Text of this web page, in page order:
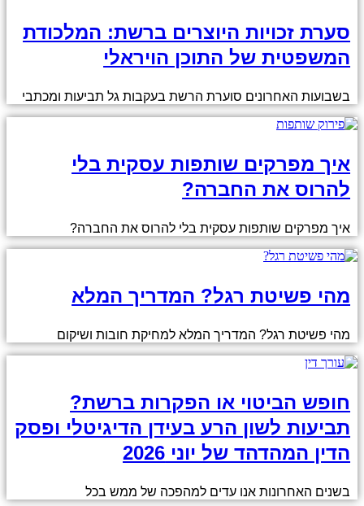
סערת זכויות היוצרים ברשת: המלכודת
המשפטית של התוכן הויראלי
בשבועות האחרונים סוערת הרשת בעקבות גל תביעות ומכתבי
איך מפרקים שותפות עסקית בלי
להרוס את החברה?
איך מפרקים שותפות עסקית בלי להרוס את החברה?
מהי פשיטת רגל? המדריך המלא
מהי פשיטת רגל? המדריך המלא למחיקת חובות ושיקום
חופש הביטוי או הפקרות ברשת?
תביעות לשון הרע בעידן הדיגיטלי ופסק
הדין המהדהד של יוני 2026
בשנים האחרונות אנו עדים למהפכה של ממש בכל